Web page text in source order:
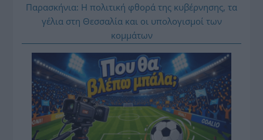
Παρασκήνια: Η πολιτική φθορά της κυβέρνησης, τα
γέλια στη Θεσσαλία και οι υπολογισμοί των
κομμάτων